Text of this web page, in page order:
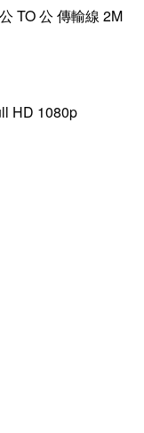
TO 公 傳輸線 2M
HD 1080p